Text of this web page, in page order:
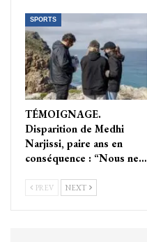
SPORTS
TÉMOIGNAGE.
Disparition de Medhi
Narjissi, paire ans en
conséquence : “Nous ne…
PREV NEXT